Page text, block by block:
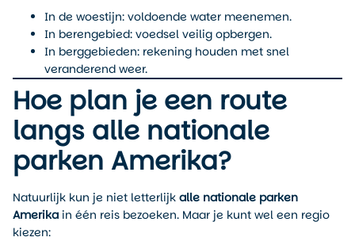
In de woestijn: voldoende water meenemen.
In berengebied: voedsel veilig opbergen.
In berggebieden: rekening houden met snel
veranderend weer.
Hoe plan je een route
langs alle nationale
parken Amerika?
Natuurlijk kun je niet letterlijk alle nationale parken
Amerika in één reis bezoeken. Maar je kunt wel een regio
kiezen: